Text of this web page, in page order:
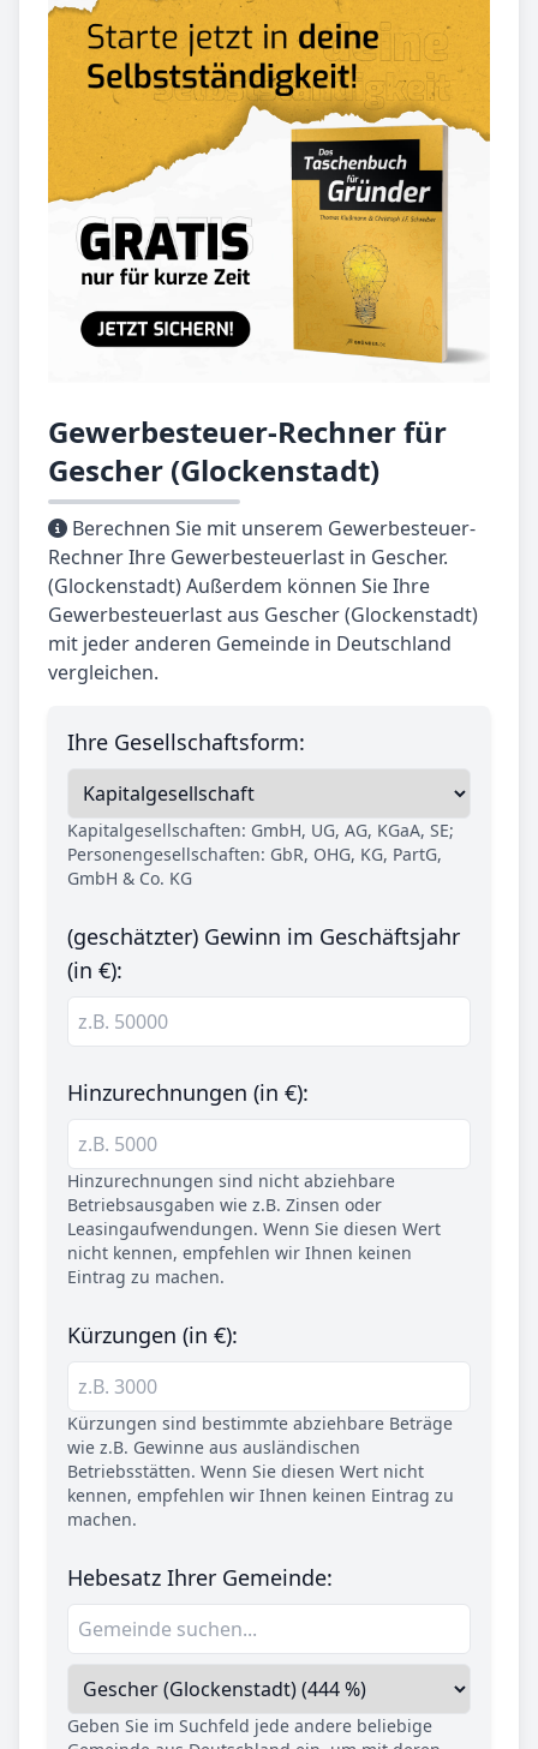
Gewerbesteuer-Rechner für
Gescher (Glockenstadt)
Berechnen Sie mit unserem Gewerbesteuer-
Rechner Ihre Gewerbesteuerlast in Gescher.
(Glockenstadt) Außerdem können Sie Ihre
Gewerbesteuerlast aus Gescher (Glockenstadt)
mit jeder anderen Gemeinde in Deutschland
vergleichen.
Ihre Gesellschaftsform:
Kapitalgesellschaften: GmbH, UG, AG, KGaA, SE;
Personengesellschaften: GbR, OHG, KG, PartG,
GmbH & Co. KG
(geschätzter) Gewinn im Geschäftsjahr
(in €):
Hinzurechnungen (in €):
Hinzurechnungen sind nicht abziehbare
Betriebsausgaben wie z.B. Zinsen oder
Leasingaufwendungen. Wenn Sie diesen Wert
nicht kennen, empfehlen wir Ihnen keinen
Eintrag zu machen.
Kürzungen (in €):
Kürzungen sind bestimmte abziehbare Beträge
wie z.B. Gewinne aus ausländischen
Betriebsstätten. Wenn Sie diesen Wert nicht
kennen, empfehlen wir Ihnen keinen Eintrag zu
machen.
Hebesatz Ihrer Gemeinde:
Geben Sie im Suchfeld jede andere beliebige